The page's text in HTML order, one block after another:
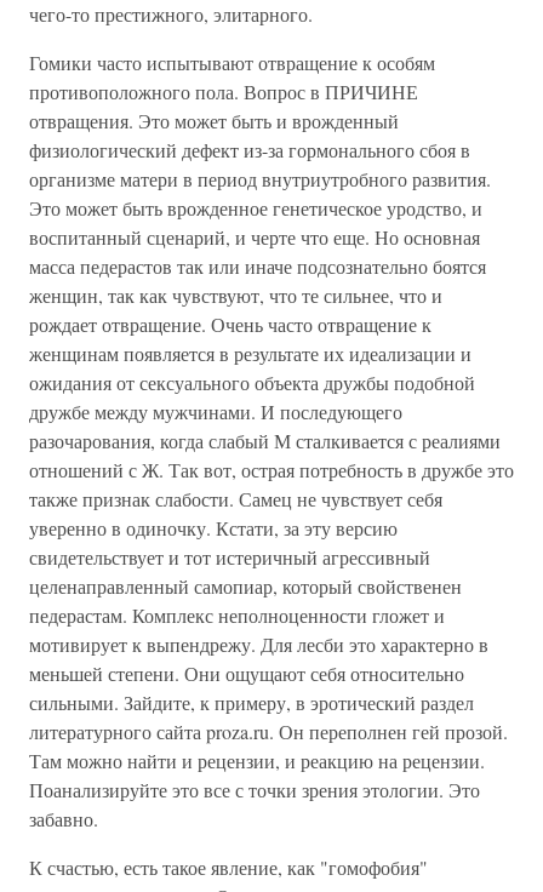
чего-то престижного, элитарного.
Гомики часто испытывают отвращение к особям
противоположного пола. Вопрос в ПРИЧИНЕ
отвращения. Это может быть и врожденный
физиологический дефект из-за гормонального сбоя в
организме матери в период внутриутробного развития.
Это может быть врожденное генетическое уродство, и
воспитанный сценарий, и черте что еще. Но основная
масса педерастов так или иначе подсознательно боятся
женщин, так как чувствуют, что те сильнее, что и
рождает отвращение. Очень часто отвращение к
женщинам появляется в результате их идеализации и
ожидания от сексуального объекта дружбы подобной
дружбе между мужчинами. И последующего
разочарования, когда слабый М сталкивается с реалиями
отношений с Ж. Так вот, острая потребность в дружбе это
также признак слабости. Самец не чувствует себя
уверенно в одиночку. Кстати, за эту версию
свидетельствует и тот истеричный агрессивный
целенаправленный самопиар, который свойственен
педерастам. Комплекс неполноценности гложет и
мотивирует к выпендрежу. Для лесби это характерно в
меньшей степени. Они ощущают себя относительно
сильными. Зайдите, к примеру, в эротический раздел
литературного сайта proza.ru. Он переполнен гей прозой.
Там можно найти и рецензии, и реакцию на рецензии.
Поанализируйте это все с точки зрения этологии. Это
забавно.
К счастью, есть такое явление, как "гомофобия"